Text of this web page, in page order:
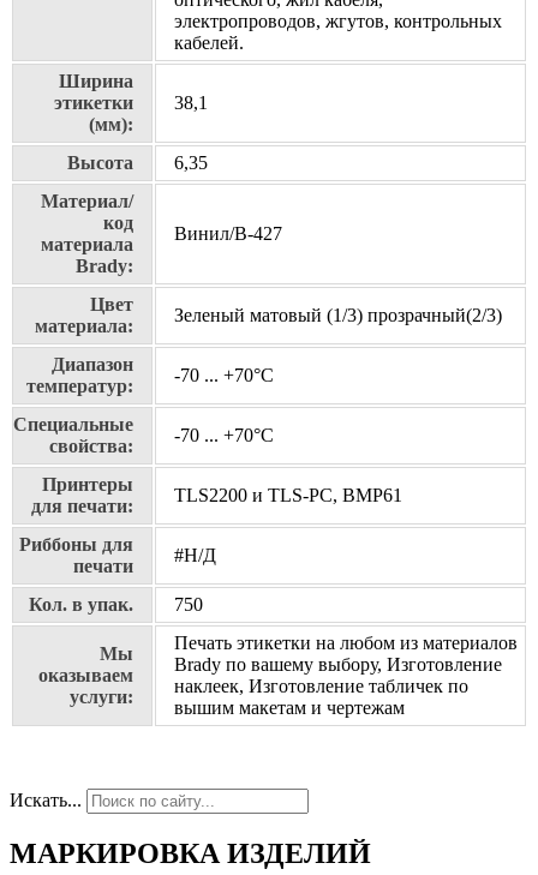
электропроводов, жгутов, контрольных
кабелей.
Ширина
этикетки
(мм):
38,1
Высота
6,35
Материал/
код
материала
Brady:
Винил/В-427
Цвет
материала:
Зеленый матовый (1/3) прозрачный(2/3)
Диапазон
температур:
-70 ... +70°С
Специальные
свойства:
-70 ... +70°С
Принтеры
для печати:
TLS2200 и TLS-PC, BMP61
Риббоны для
печати
#Н/Д
Кол. в упак. 750
Мы
оказываем
услуги:
Печать этикетки на любом из материалов
Brady по вашему выбору, Изготовление
наклеек, Изготовление табличек по
вышим макетам и чертежам
Искать...
МАРКИРОВКА ИЗДЕЛИЙ